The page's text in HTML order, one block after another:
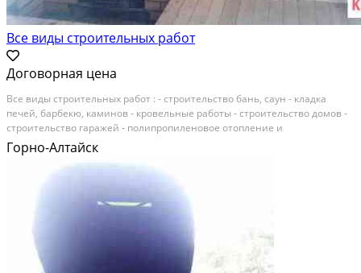
Все виды строительных работ
Договорная цена
Все виды строительных работ : - строительство бань, саун - кладка
печей, барбекю, каминов - кровельные работы - строительство домов -
строительство гаражей - полипропиленовое отопление и
водоснабжение - изделия из массива дерева - мебель из дерева - и
многое другое
Горно-Алтайск